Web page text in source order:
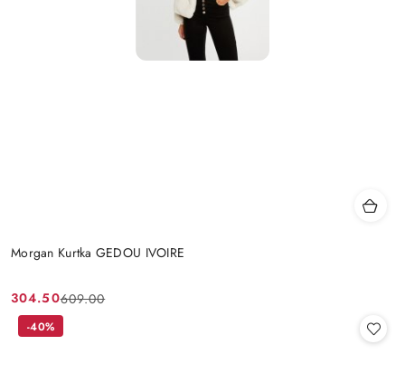
Morgan Kurtka GEDOU IVOIRE
Cena
promocyjna:
304.50
Cena
przed
609.00
-40%